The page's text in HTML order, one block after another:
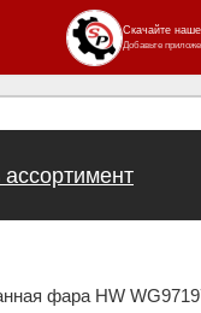
товаров
ассортимент
фара HW